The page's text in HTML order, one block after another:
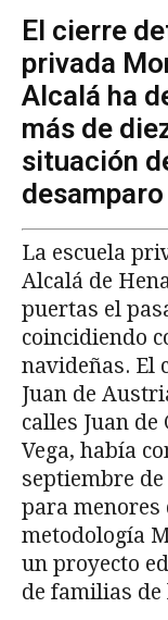
El cierre
privada
Alcalá ha
más de
situación
desamparo
La escuela
Alcalá de
puertas el
coincidiendo
navideñas. El
Juan de
calles Juan
Vega, había
septiembre
para menores
metodología
un proyecto
de familias